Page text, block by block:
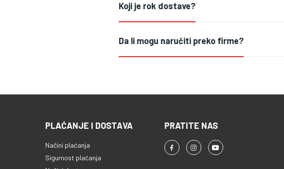
Koji je rok dostave?
Da li mogu naručiti preko firme?
PLAĆANJE I DOSTAVA
Načini plaćanja
Sigurnost plaćanja
PRATITE NAS